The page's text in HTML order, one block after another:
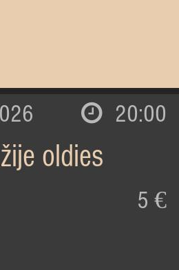
20:00
oldies
5 €